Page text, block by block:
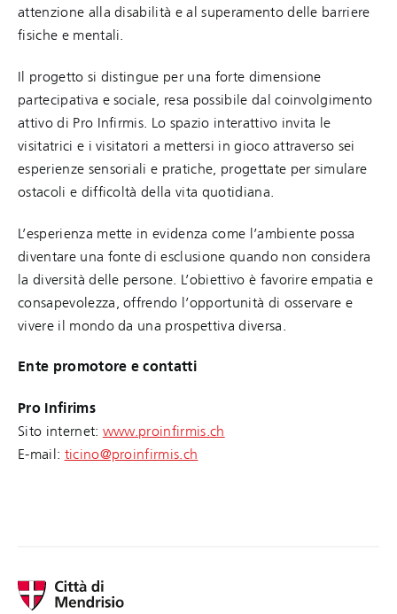
attenzione alla disabilità e al superamento delle barriere
fisiche e mentali.
Il progetto si distingue per una forte dimensione
partecipativa e sociale, resa possibile dal coinvolgimento
attivo di Pro Infirmis. Lo spazio interattivo invita le
visitatrici e i visitatori a mettersi in gioco attraverso sei
esperienze sensoriali e pratiche, progettate per simulare
ostacoli e difficoltà della vita quotidiana.
L’esperienza mette in evidenza come l’ambiente possa
diventare una fonte di esclusione quando non considera
la diversità delle persone. L’obiettivo è favorire empatia e
consapevolezza, offrendo l’opportunità di osservare e
vivere il mondo da una prospettiva diversa.
Ente promotore e contatti
Pro Infirims
Sito internet: www.proinfirmis.ch
E-mail: ticino@proinfirmis.ch